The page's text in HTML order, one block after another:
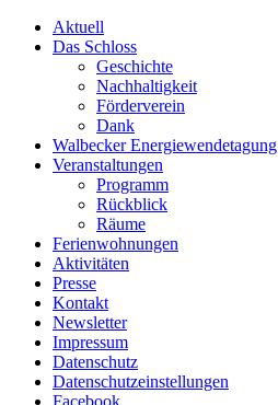
Skip
Aktuell
Das Schloss
Geschichte
Nachhaltigkeit
Förderverein
Dank
Walbecker Energiewendetagung
Veranstaltungen
Programm
Rückblick
Räume
Ferienwohnungen
Aktivitäten
Presse
Kontakt
Newsletter
Impressum
Datenschutz
Datenschutzeinstellungen
Facebook